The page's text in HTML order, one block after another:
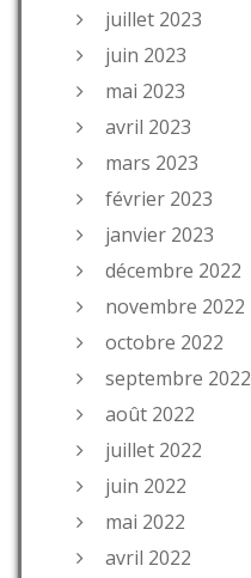
juillet 2023
juin 2023
mai 2023
avril 2023
mars 2023
février 2023
janvier 2023
décembre 2022
novembre 2022
octobre 2022
septembre 2022
août 2022
juillet 2022
juin 2022
mai 2022
avril 2022